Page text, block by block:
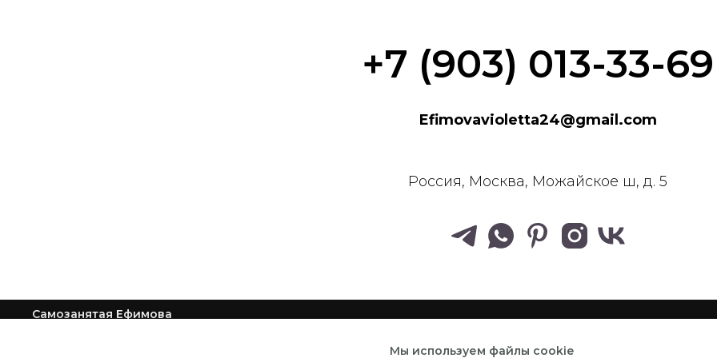
+7 (903) 013-33-69
Efimovavioletta24@gmail.com
Россия, Москва, Можайское ш, д. 5
Самозанятая Ефимова
Мы используем файлы cookie